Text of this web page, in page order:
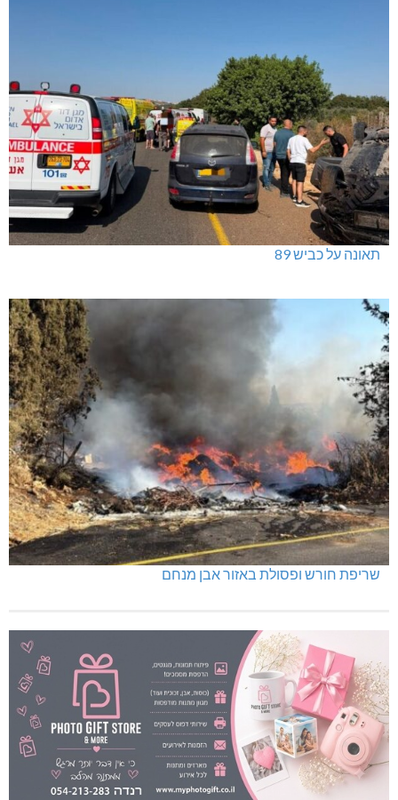
תאונה על כביש 89
שריפת חורש ופסולת באזור אבן מנחם